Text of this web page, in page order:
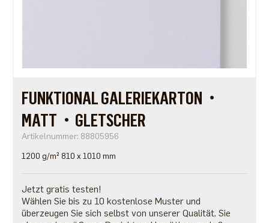
FUNKTIONAL GALERIEKARTON・
MATT・GLETSCHER
Artikelnummer: 88805956
1200 g/m² 810 x 1010 mm
Jetzt gratis testen!
Wählen Sie bis zu 10 kostenlose Muster und
überzeugen Sie sich selbst von unserer Qualität. Sie